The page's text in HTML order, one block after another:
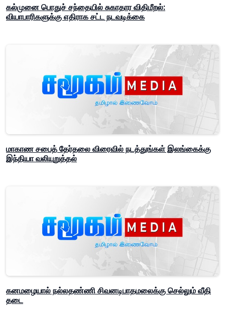
கல்முனை பொதுச் சந்தையில் சுகாதார விதிமீறல்:
வியாபாரிகளுக்கு எதிராக சட்ட நடவடிக்கை
மாகாண சபைத் தேர்தலை விரைவில் நடத்துங்கள் இலங்கைக்கு
இந்தியா வலியுறுத்தல்
கனமழையால் நல்லதண்ணி சிவனடிபாதமலைக்கு செல்லும் வீதி
தடை